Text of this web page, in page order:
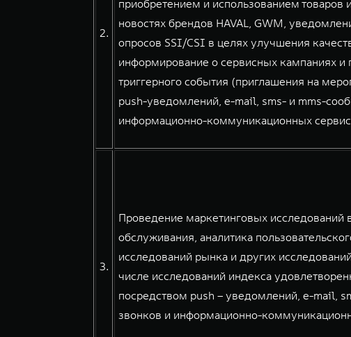
2.
приобретением и использованием товаров
новостях брендов HAVAL, GWM,
опросов SSI/CSI в целях улучшения
информирование о сервисных кампаниях
триггерного события (приглашения на
push-уведомлений, e-mail, sms- и mms-
информационно-коммуникационных
3.
Проведение маркетинговых исследований
обслуживания, аналитика
исследований рынка и других
числе исследований индекса
посредством push – уведомлений, e-mail,
звонков и информационно-